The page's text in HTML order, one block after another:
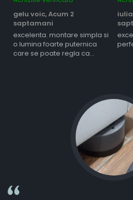
gelu voic,Acum 2
saptamani
excelenta. montare simpla si
o lumina foarte puternica
care se poate regla ca